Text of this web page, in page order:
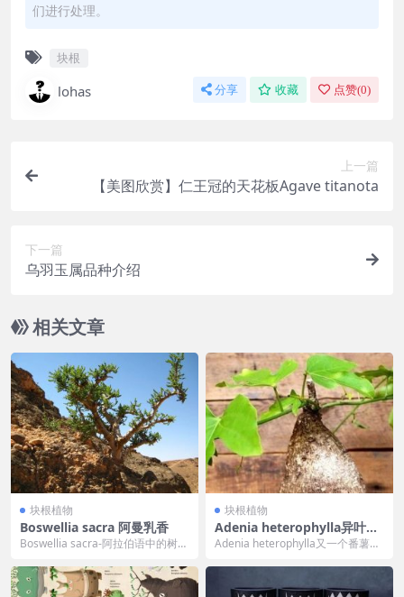
们进行处理。
块根
lohas 分享 收藏 点赞(0)
上一篇
【美图欣赏】仁王冠的天花板Agave titanota
下一篇
乌羽玉属品种介绍
相关文章
块根植物
Boswellia sacra 阿曼乳香
Boswellia sacra-阿拉伯语中的树
L...
块根植物
Adenia heterophylla异叶腺
蔓
Adenia heterophylla又一个番薯样